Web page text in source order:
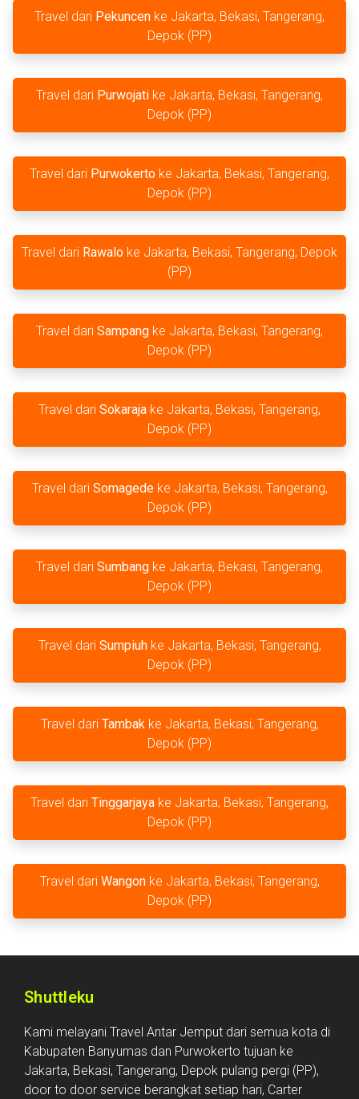
Travel dari Pekuncen ke Jakarta, Bekasi, Tangerang,
Depok (PP)
Travel dari Purwojati ke Jakarta, Bekasi, Tangerang,
Depok (PP)
Travel dari Purwokerto ke Jakarta, Bekasi, Tangerang,
Depok (PP)
Travel dari Rawalo ke Jakarta, Bekasi, Tangerang, Depok
(PP)
Travel dari Sampang ke Jakarta, Bekasi, Tangerang,
Depok (PP)
Travel dari Sokaraja ke Jakarta, Bekasi, Tangerang,
Depok (PP)
Travel dari Somagedeke Jakarta, Bekasi, Tangerang,
Depok (PP)
Travel dari Sumbang ke Jakarta, Bekasi, Tangerang,
Depok (PP)
Travel dari Sumpiuhke Jakarta, Bekasi, Tangerang,
Depok (PP)
Travel dari Tambakke Jakarta, Bekasi, Tangerang,
Depok (PP)
Travel dari Tinggarjaya ke Jakarta, Bekasi, Tangerang,
Depok (PP)
Travel dari Wangonke Jakarta, Bekasi, Tangerang,
Depok (PP)
Shuttleku
Kami melayani Travel Antar Jemput dari semua kota di
Kabupaten Banyumas dan Purwokerto tujuan ke
Jakarta, Bekasi, Tangerang, Depok pulang pergi (PP),
door to door service berangkat setiap hari, Carter